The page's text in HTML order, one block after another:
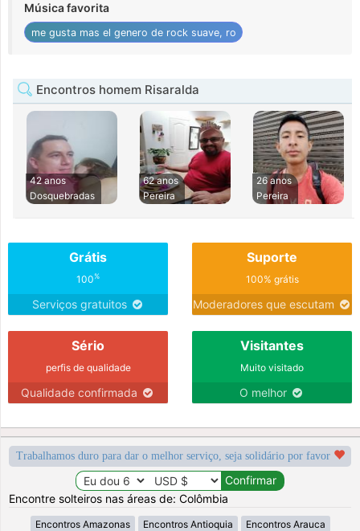
Música favorita
me gusta mas el genero de rock suave, ro
Encontros homem Risaralda
42 anos
Dosquebradas
62 anos
Pereira
26 anos
Pereira
Grátis
100%
Serviços gratuitos
Suporte
100% grátis
Moderadores que escutam
Sério
perfis de qualidade
Qualidade confirmada
Visitantes
Muito visitado
O melhor
Trabalhamos duro para dar o melhor serviço, seja solidário por favor
Encontre solteiros nas áreas de: Colômbia
Encontros Amazonas Encontros Antioquia Encontros Arauca